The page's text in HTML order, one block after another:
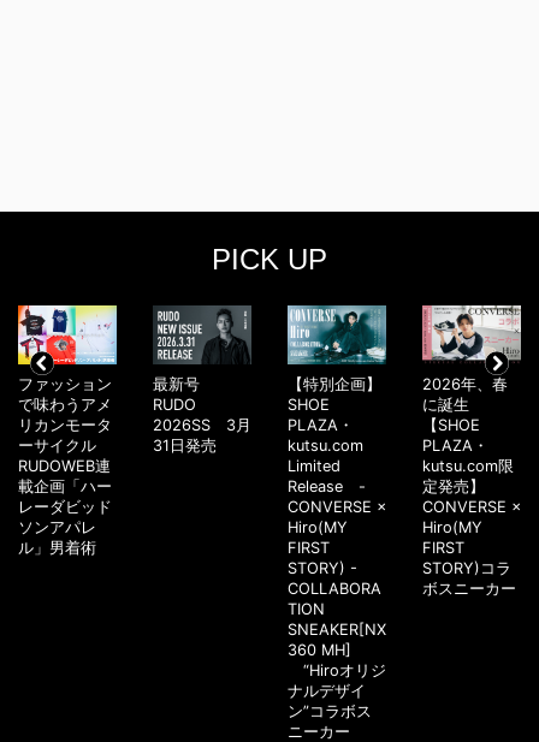
PICK UP
ファッション
で味わうアメ
リカンモータ
ーサイクル
RUDOWEB連
載企画「ハー
レーダビッド
ソンアパレ
ル」男着術
最新号
RUDO
2026SS 3月
31日発売
【特別企画】
SHOE
PLAZA・
kutsu.com
Limited
Release -
CONVERSE ×
Hiro(MY
FIRST
STORY) -
COLLABORA
TION
SNEAKER[NX
360 MH]
“Hiroオリジ
ナルデザイ
ン”コラボス
ニーカー
2026年、春
に誕生
【SHOE
PLAZA・
kutsu.com限
定発売】
CONVERSE ×
Hiro(MY
FIRST
STORY)コラ
ボスニーカー